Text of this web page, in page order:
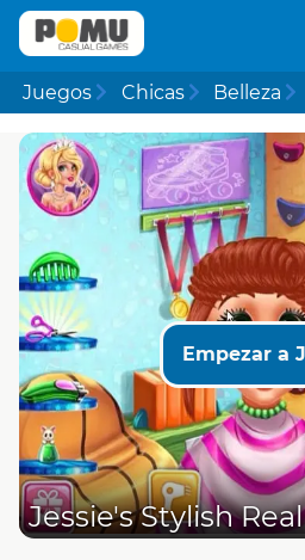
Juegos Chicas Belleza
Empezar a
Jessie's Stylish